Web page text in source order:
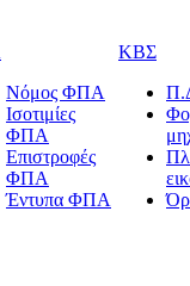
Νόμος ΦΠΑ
Ισοτιμίες
ΦΠΑ
Επιστροφές
ΦΠΑ
Έντυπα ΦΠΑ
ΚΒΣ